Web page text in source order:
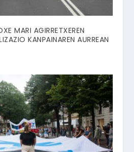
MARI AGIRRETXEREN
KANPAINAREN AURREAN